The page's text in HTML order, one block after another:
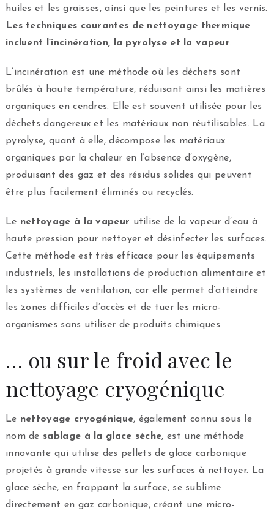
huiles et les graisses, ainsi que les peintures et les vernis.
Les techniques courantes de nettoyage thermique
incluent l’incinération, la pyrolyse et la vapeur.
L’incinération est une méthode où les déchets sont
brûlés à haute température, réduisant ainsi les matières
organiques en cendres. Elle est souvent utilisée pour les
déchets dangereux et les matériaux non réutilisables. La
pyrolyse, quant à elle, décompose les matériaux
organiques par la chaleur en l’absence d’oxygène,
produisant des gaz et des résidus solides qui peuvent
être plus facilement éliminés ou recyclés.
Le nettoyage à la vapeur utilise de la vapeur d’eau à
haute pression pour nettoyer et désinfecter les surfaces.
Cette méthode est très efficace pour les équipements
industriels, les installations de production alimentaire et
les systèmes de ventilation, car elle permet d’atteindre
les zones difficiles d’accès et de tuer les micro-
organismes sans utiliser de produits chimiques.
… ou sur le froid avec le
nettoyage cryogénique
Le nettoyage cryogénique, également connu sous le
nom de sablage à la glace sèche, est une méthode
innovante qui utilise des pellets de glace carbonique
projetés à grande vitesse sur les surfaces à nettoyer. La
glace sèche, en frappant la surface, se sublime
directement en gaz carbonique, créant une micro-